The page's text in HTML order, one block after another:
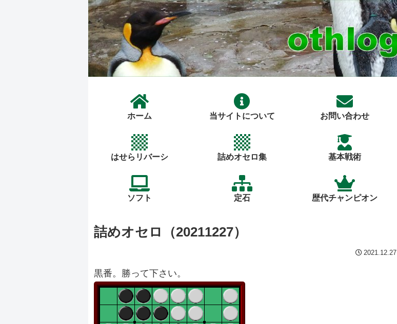
ホーム 当サイトについて お問い合わせ
はせらリバーシ 詰めオセロ集 基本戦術
ソフト 定石 歴代チャンピオン
詰めオセロ（20211227）
2021.12.27
黒番。勝って下さい。